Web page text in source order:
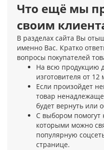
Что ещё мы
своим
В разделах сайта Вы
именно Вас. Кратко
вопросы покупателей
На всю продукцию
изготовителя от 12
Если произойдет
товар
будет вернуть или
С выбором помогут
которыми можно
популярную
странице.